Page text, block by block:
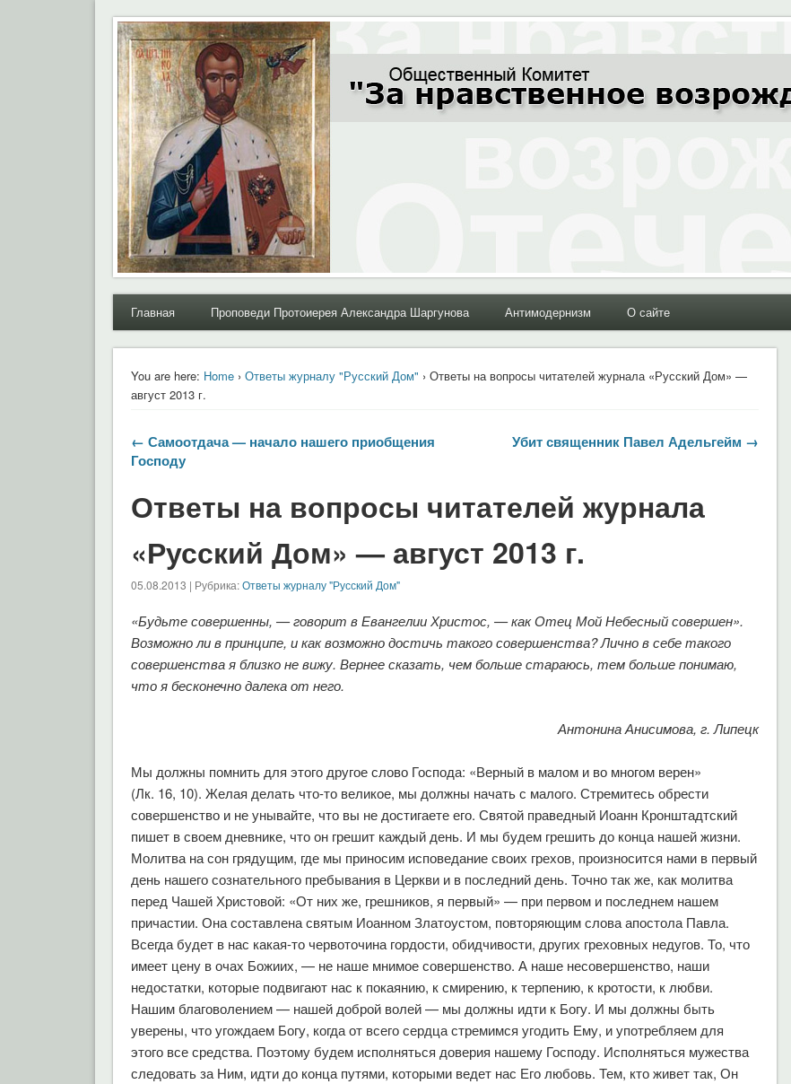
Moral.Ru
Общественный Комитет "За нравственное возрождение Отечества"
Главная Проповеди Протоиерея Александра Шаргунова Антимодернизм О сайте
You are here: Home› Ответы журналу "Русский Дом" › Ответы на вопросы читателей журнала «Русский Дом» —
август 2013 г.
← Самоотдача — начало нашего приобщения
Господу
Убит священник Павел Адельгейм →
Ответы на вопросы читателей журнала
«Русский Дом» — август 2013 г.
05.08.2013 | Рубрика:Ответы журналу "Русский Дом"
«Будьте совершенны, — говорит в Евангелии Христос, — как Отец Мой Небесный совершен».
Возможно ли в принципе, и как возможно достичь такого совершенства? Лично в себе такого
совершенства я близко не вижу. Вернее сказать, чем больше стараюсь, тем больше понимаю,
что я бесконечно далека от него.
Антонина Анисимова, г. Липецк
Мы должны помнить для этого другое слово Господа: «Верный в малом и во многом верен»
(Лк. 16, 10). Желая делать что-то великое, мы должны начать с малого. Стремитесь обрести
совершенство и не унывайте, что вы не достигаете его. Святой праведный Иоанн Кронштадтский
пишет в своем дневнике, что он грешит каждый день. И мы будем грешить до конца нашей жизни.
Молитва на сон грядущим, где мы приносим исповедание своих грехов, произносится нами в первый
день нашего сознательного пребывания в Церкви и в последний день. Точно так же, как молитва
перед Чашей Христовой: «От них же, грешников, я первый» — при первом и последнем нашем
причастии. Она составлена святым Иоанном Златоустом, повторяющим слова апостола Павла.
Всегда будет в нас какая-то червоточина гордости, обидчивости, других греховных недугов. То, что
имеет цену в очах Божиих, — не наше мнимое совершенство. А наше несовершенство, наши
недостатки, которые подвигают нас к покаянию, к смирению, к терпению, к кротости, к любви.
Нашим благоволением — нашей доброй волей — мы должны идти к Богу. И мы должны быть
уверены, что угождаем Богу, когда от всего сердца стремимся угодить Ему, и употребляем для
этого все средства. Поэтому будем исполняться доверия нашему Господу. Исполняться мужества
следовать за Ним, идти до конца путями, которыми ведет нас Его любовь. Тем, кто живет так, Он